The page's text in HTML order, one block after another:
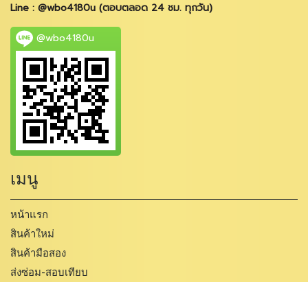
Line : @wbo4180u (ตอบตลอด 24 ชม. ทุกวัน)
@wbo4180u
เมนู
หน้าแรก
สินค้าใหม่
สินค้ามือสอง
ส่งซ่อม-สอบเทียบ